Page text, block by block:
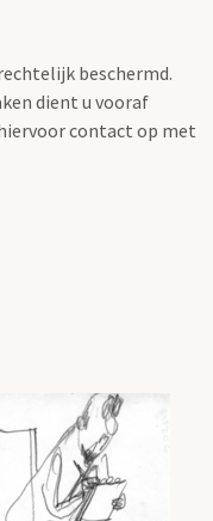
beschermd.
dient u vooraf
contact op met